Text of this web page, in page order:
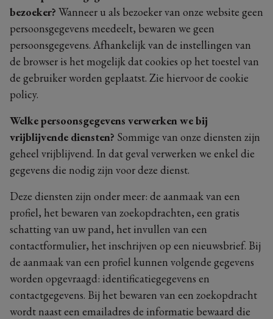
bezoeker? Wanneer u als bezoeker van onze website geen
persoonsgegevens meedeelt, bewaren we geen
persoonsgegevens. Afhankelijk van de instellingen van
de browser is het mogelijk dat cookies op het toestel van
de gebruiker worden geplaatst. Zie hiervoor de cookie
policy.
Welke persoonsgegevens verwerken we bij
vrijblijvende diensten? Sommige van onze diensten zijn
geheel vrijblijvend. In dat geval verwerken we enkel die
gegevens die nodig zijn voor deze dienst.
Deze diensten zijn onder meer: de aanmaak van een
profiel, het bewaren van zoekopdrachten, een gratis
schatting van uw pand, het invullen van een
contactformulier, het inschrijven op een nieuwsbrief. Bij
de aanmaak van een profiel kunnen volgende gegevens
worden opgevraagd: identificatiegegevens en
contactgegevens. Bij het bewaren van een zoekopdracht
wordt naast een emailadres de informatie bewaard die